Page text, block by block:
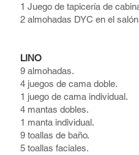
1 Juego de tapicería de
2 almohadas DYC en el salón
LINO
9 almohadas.
4 juegos de cama doble.
1 juego de cama individual.
4 mantas dobles.
1 manta individual.
9 toallas de baño.
5 toallas faciales.